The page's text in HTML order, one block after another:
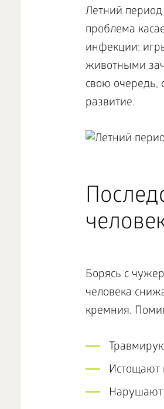
Летний
проблема
инфекции:
животными
свою очередь,
развитие.
Борясь с
человека
кремния.
Истощают
Нарушают